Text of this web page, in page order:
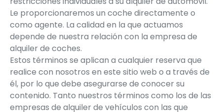
Le proporcionaremos un coche directamente o
como agente. La calidad en la que actuamos
depende de nuestra relación con la empresa de
alquiler de coches.
Estos términos se aplican a cualquier reserva que
realice con nosotros en este sitio web o a través de
él, por lo que debe asegurarse de conocer su
contenido. Tanto nuestros términos como los de las
empresas de alquiler de vehículos con las que